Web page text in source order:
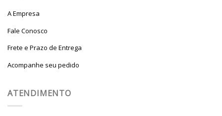
A Empresa
Fale Conosco
Frete e Prazo de Entrega
Acompanhe seu pedido
ATENDIMENTO